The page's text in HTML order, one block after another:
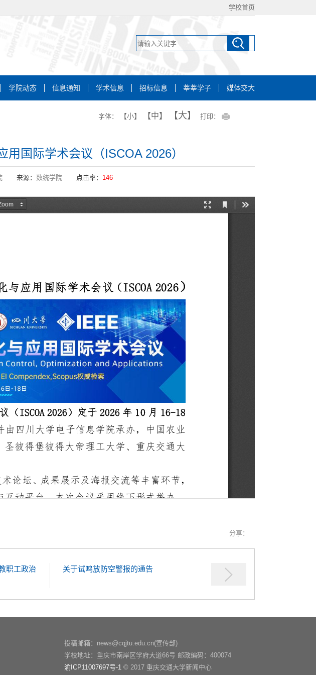
学校首页
学院动态 信息通知 学术信息 招标信息 莘莘学子 媒体交大
字体： 【小】 【中】 【大】 打印：
国际学术会议（ISCOA 2026）
来源： 数统学院 点击率： 146
分享：
职工政治
关于试鸣放防空警报的通告
投稿邮箱：news@cqjtu.edu.cn(宣传部)
学校地址：重庆市南岸区学府大道66号 邮政编码：400074
渝ICP11007697号-1 © 2017 重庆交通大学新闻中心